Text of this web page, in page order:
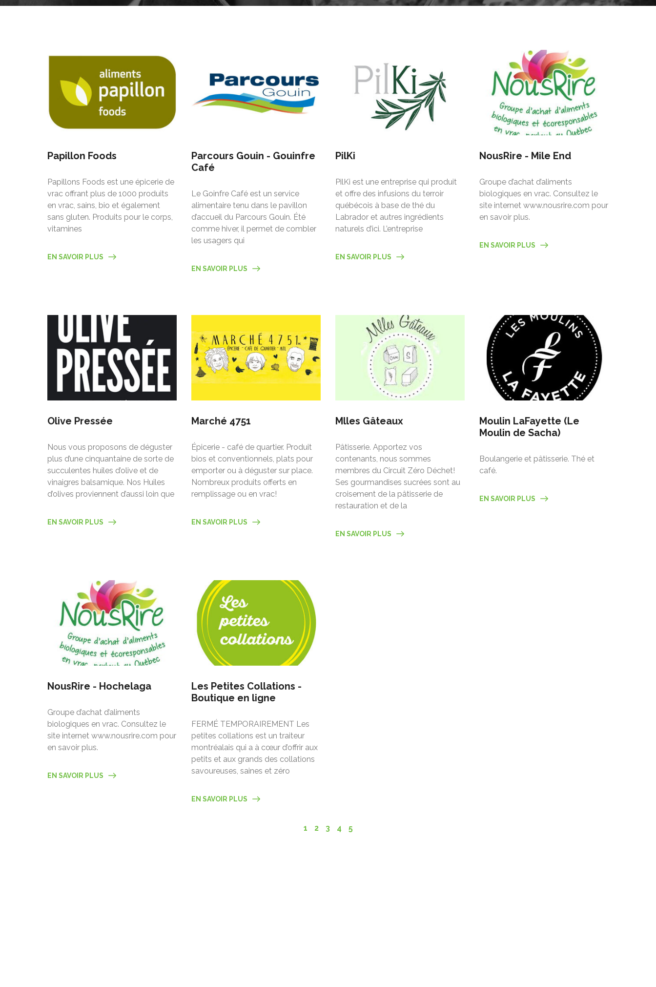
Papillon Foods
Papillons Foods est une épicerie de
vrac offrant plus de 1000 produits
en vrac, sains, bio et également
sans gluten. Produits pour le corps,
vitamines
EN SAVOIR PLUS
Parcours Gouin - Gouinfre
Café
Le Goinfre Café est un service
alimentaire tenu dans le pavillon
d’accueil du Parcours Gouin. Été
comme hiver, il permet de combler
les usagers qui
EN SAVOIR PLUS
PilKi
PilKi est une entreprise qui produit
et offre des infusions du terroir
québécois à base de thé du
Labrador et autres ingrédients
naturels d’ici. L’entreprise
EN SAVOIR PLUS
NousRire - Mile End
Groupe d’achat d’aliments
biologiques en vrac. Consultez le
site internet www.nousrire.com pour
en savoir plus.
EN SAVOIR PLUS
Olive Pressée
Nous vous proposons de déguster
plus d’une cinquantaine de sorte de
succulentes huiles d’olive et de
vinaigres balsamique. Nos Huiles
d’olives proviennent d’aussi loin que
EN SAVOIR PLUS
Marché 4751
Épicerie - café de quartier. Produit
bios et conventionnels, plats pour
emporter ou à déguster sur place.
Nombreux produits offerts en
remplissage ou en vrac!
EN SAVOIR PLUS
Mlles Gâteaux
Pâtisserie. Apportez vos
contenants, nous sommes
membres du Circuit Zéro Déchet!
Ses gourmandises sucrées sont au
croisement de la pâtisserie de
restauration et de la
EN SAVOIR PLUS
Moulin LaFayette (Le
Moulin de Sacha)
Boulangerie et pâtisserie. Thé et
café.
EN SAVOIR PLUS
NousRire - Hochelaga
Groupe d’achat d’aliments
biologiques en vrac. Consultez le
site internet www.nousrire.com pour
en savoir plus.
EN SAVOIR PLUS
Les Petites Collations -
Boutique en ligne
FERMÉ TEMPORAIREMENT Les
petites collations est un traiteur
montréalais qui a à cœur d’offrir aux
petits et aux grands des collations
savoureuses, saines et zéro
EN SAVOIR PLUS
1 2 3 4 5